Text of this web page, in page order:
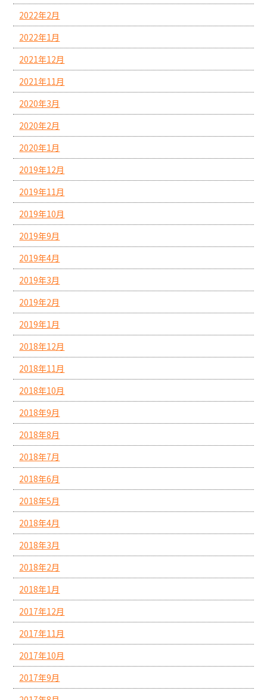
2022年2月
2022年1月
2021年12月
2021年11月
2020年3月
2020年2月
2020年1月
2019年12月
2019年11月
2019年10月
2019年9月
2019年4月
2019年3月
2019年2月
2019年1月
2018年12月
2018年11月
2018年10月
2018年9月
2018年8月
2018年7月
2018年6月
2018年5月
2018年4月
2018年3月
2018年2月
2018年1月
2017年12月
2017年11月
2017年10月
2017年9月